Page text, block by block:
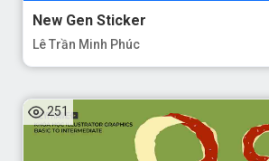
New Gen Sticker
Lê Trần Minh Phúc
251